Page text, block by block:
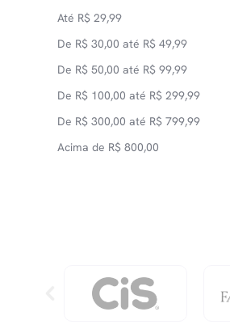
Até R$ 29,99
De R$ 30,00 até R$ 49,99
De R$ 50,00 até R$ 99,99
De R$ 100,00 até R$ 299,99
De R$ 300,00 até R$ 799,99
Acima de R$ 800,00